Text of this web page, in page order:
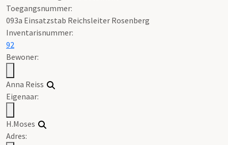
Toegangsnummer:
093a Einsatzstab Reichsleiter Rosenberg
Inventarisnummer:
92
Bewoner:
Anna Reiss
Eigenaar:
H.Moses
Adres: